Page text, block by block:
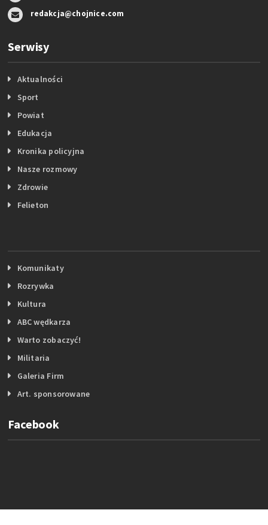
redakcja@chojnice.com
Serwisy
Aktualności
Sport
Powiat
Edukacja
Kronika policyjna
Nasze rozmowy
Zdrowie
Felieton
Komunikaty
Rozrywka
Kultura
ABC wędkarza
Warto zobaczyć!
Militaria
Galeria Firm
Art. sponsorowane
Facebook